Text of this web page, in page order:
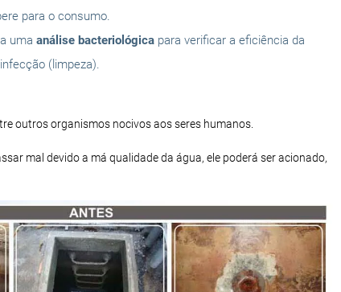
para o consumo.
uma análise bacteriológica para verificar a eficiência da
(limpeza).
outros organismos nocivos aos seres humanos.
mal devido a má qualidade da água, ele poderá ser acionado,